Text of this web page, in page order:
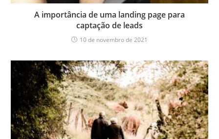
A importância de uma landing page para
captação de leads
10 de novembro de 2021